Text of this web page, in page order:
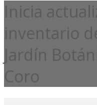
Inicia
inventario
Jardín
Coro